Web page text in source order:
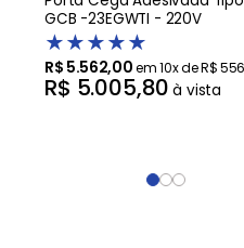
GCB -23EGWTI - 220V
★★★★★
R$ 5.562,00em10x deR$
R$ 5.005,80 à vista